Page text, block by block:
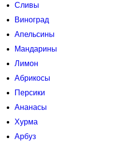
Сливы
Виноград
Апельсины
Мандарины
Лимон
Абрикосы
Персики
Ананасы
Хурма
Арбуз